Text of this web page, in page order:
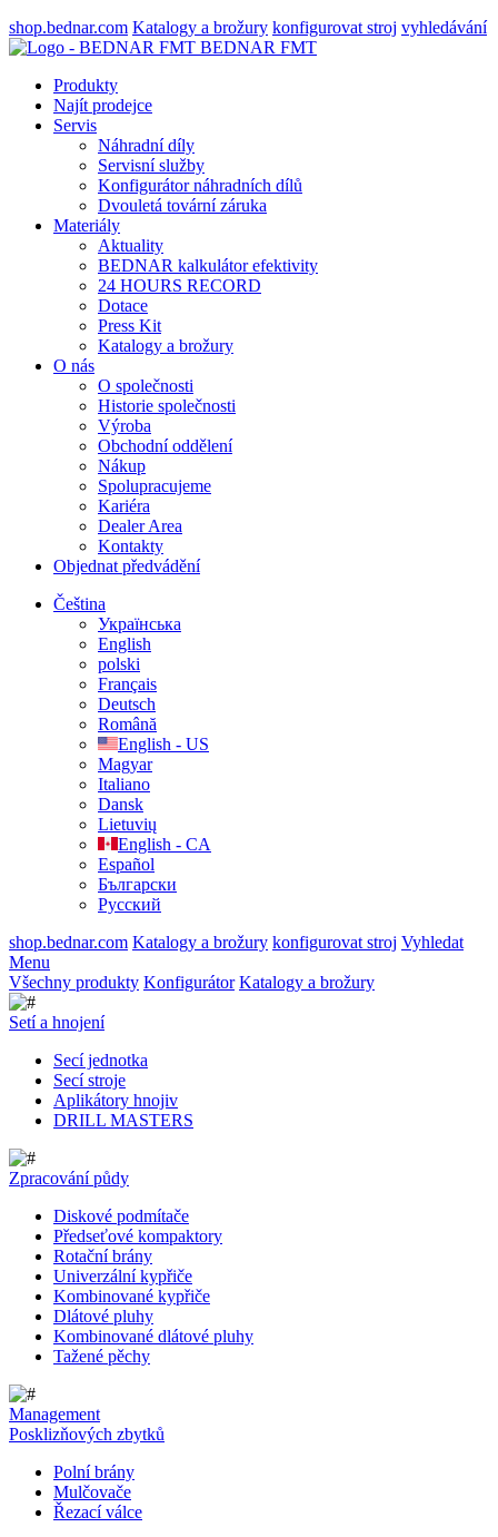
shop.bednar.com Katalogy a brožury konfigurovat stroj vyhledávání
BEDNAR FMT
Produkty
Najít prodejce
Servis
Náhradní díly
Servisní služby
Konfigurátor náhradních dílů
Dvouletá tovární záruka
Materiály
Aktuality
BEDNAR kalkulátor efektivity
24 HOURS RECORD
Dotace
Press Kit
Katalogy a brožury
O nás
O společnosti
Historie společnosti
Výroba
Obchodní oddělení
Nákup
Spolupracujeme
Kariéra
Dealer Area
Kontakty
Objednat předvádění
Čeština
Українська
English
polski
Français
Deutsch
Română
English - US
Magyar
Italiano
Dansk
Lietuvių
English - CA
Español
Български
Русский
shop.bednar.com Katalogy a brožury konfigurovat stroj Vyhledat
Menu
Všechny produkty Konfigurátor Katalogy a brožury
Setí a hnojení
Secí jednotka
Secí stroje
Aplikátory hnojiv
DRILL MASTERS
Zpracování půdy
Diskové podmítače
Předseťové kompaktory
Rotační brány
Univerzální kypřiče
Kombinované kypřiče
Dlátové pluhy
Kombinované dlátové pluhy
Tažené pěchy
Management
Posklizňových zbytků
Polní brány
Mulčovače
Řezací válce